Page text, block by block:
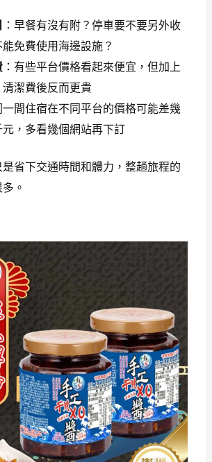
：早餐有沒有附？停車要不要另外收
免費使用海邊設施？
：有些平台價格看起來便宜，但加上
清潔費後反而更貴
一間住宿在不同平台的價格可能差幾
元，多看幾個網站再下訂
省下交通時間和體力，整趟旅程的
。